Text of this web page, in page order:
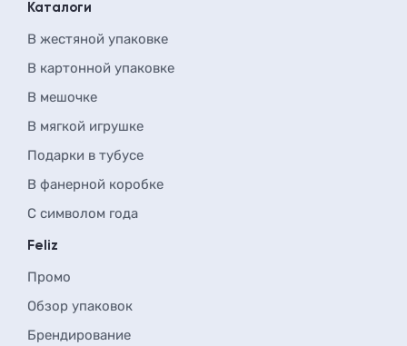
Каталоги
В жестяной упаковке
В картонной упаковке
В мешочке
В мягкой игрушке
Подарки в тубусе
В фанерной коробке
С символом года
Feliz
Промо
Обзор упаковок
Брендирование